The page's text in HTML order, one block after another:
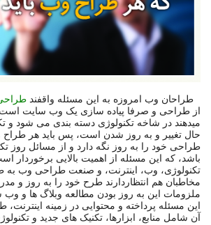
طراحان وب امروزه به این مسئله واقفند
از طراحی و صرفا پیاده سازی یک وب سایت است.
میدهند در شاخه تکنولوژی دسته بندی می شود و
حال تغییر و به روز شدن است، پس باید هر
طراحی خود را به روز نگه دارد و از مسائل روز
باشد، که این مسئله از اهمیت بالایی برخوردار
تکنولوژی، وب، اینترنت، و صنعت طراحی وب به
مخاطبان هم انتظاردارند طرح خود را به روز و
ملزومات این به روز بودن مطالعه وبلاگ ها و
این مسئله پرداخته و محتوایی در زمینه
آن شامل منابع، ابزارها، تکنیک های جدید و